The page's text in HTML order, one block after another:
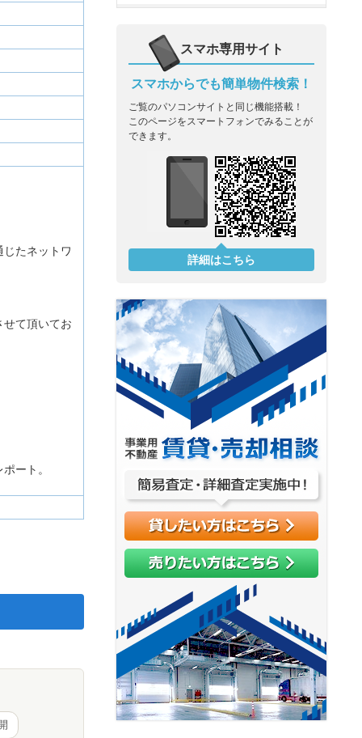
たネットワ
て頂いてお
ート。
スマホ専用サイト
スマホからでも簡単物件検索！
ご覧のパソコンサイトと同じ機能搭載！
このページをスマートフォンでみることが
できます。
詳細はこちら